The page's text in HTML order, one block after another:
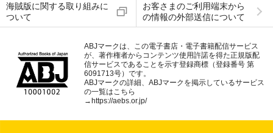
海賊版に関する取り組みに
ついて
お客さまのご利用端末から
の情報の外部送信について
ABJマークは、この電子書店・電子書籍配信サービス
が、著作権者からコンテンツ使用許諾を得た正規版配
信サービスであることを示す登録商標（登録番号 第
6091713号）です。
ABJマークの詳細、ABJマークを掲示しているサービス
の一覧はこちら
→https://aebs.or.jp/